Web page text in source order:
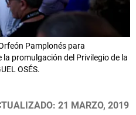
Pamplonés para
promulgación del Privilegio de la
OSÉS.
21 MARZO, 2019